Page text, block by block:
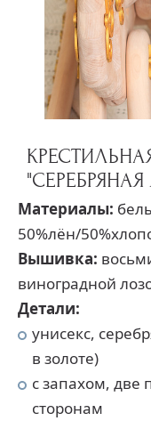
"СЕРЕБРЯНАЯ
Материалы:
50%лён/
Вышивка:
виноградной
Детали:
унисекс,
в золоте)
с запахом, две
сторонам